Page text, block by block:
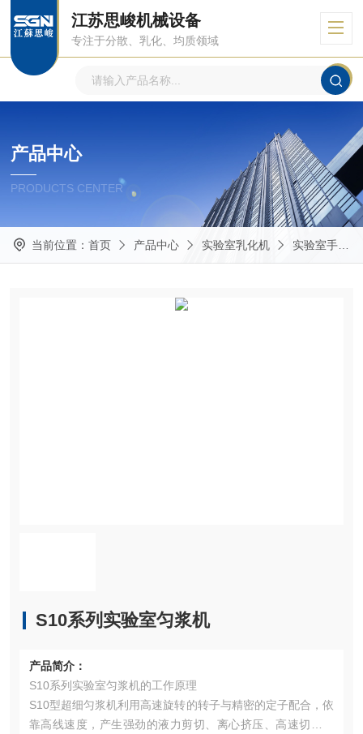
江苏思峻机械设备
专注于分散、乳化、均质领域
产品中心
PRODUCTS CENTER
当前位置： 首页 产品中心 实验室乳化机 实验室手持式乳化机
S10系列实验室匀浆机
产品简介：
S10系列实验室匀浆机的工作原理
S10型超细匀浆机利用高速旋转的转子与精密的定子配合，依
靠高线速度，产生强劲的液力剪切、离心挤压、高速切割及